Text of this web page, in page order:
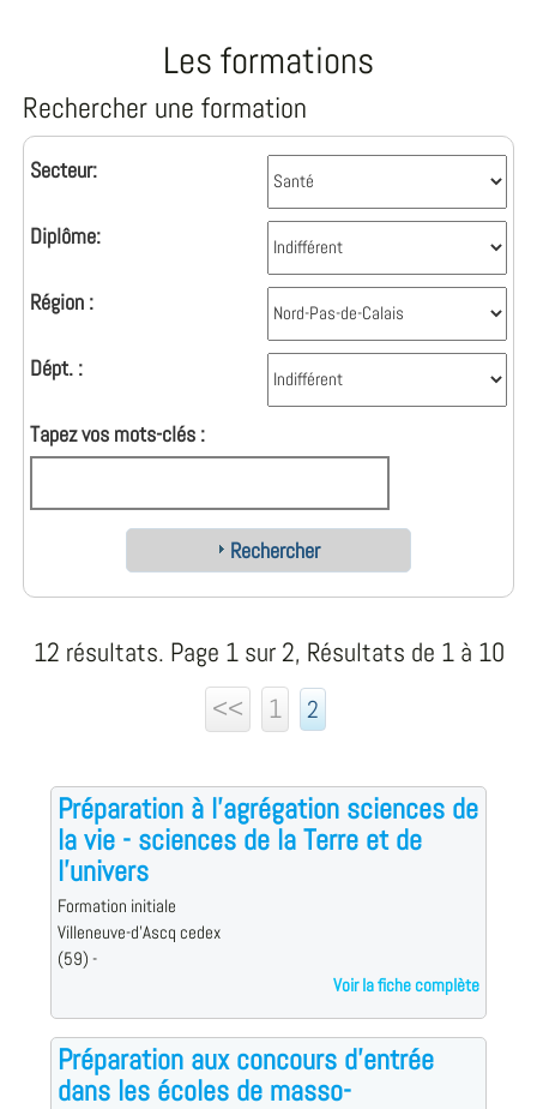
Les formations
Rechercher une formation
Secteur:
Diplôme:
Région :
Dépt. :
Tapez vos mots-clés :
Rechercher
12 résultats. Page 1 sur 2, Résultats de 1 à 10
<<
1 2
Préparation à l'agrégation sciences de
la vie - sciences de la Terre et de
l'univers
Formation initiale
Villeneuve-d'Ascq cedex
(59) -
Voir la fiche complète
Préparation aux concours d'entrée
dans les écoles de masso-